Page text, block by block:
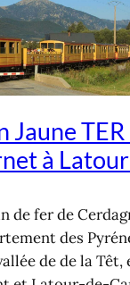
TER
à
de fer de
des
de de la Têt,